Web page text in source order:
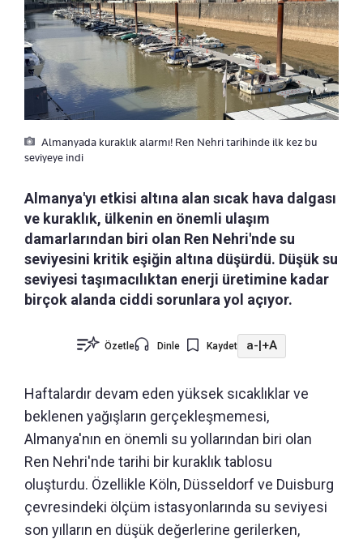
Almanyada kuraklık alarmı! Ren Nehri tarihinde ilk kez bu
seviyeye indi
Almanya'yı etkisi altına alan sıcak hava dalgası
ve kuraklık, ülkenin en önemli ulaşım
damarlarından biri olan Ren Nehri'nde su
seviyesini kritik eşiğin altına düşürdü. Düşük su
seviyesi taşımacılıktan enerji üretimine kadar
birçok alanda ciddi sorunlara yol açıyor.
Özetle Dinle Kaydet a- +A
Haftalardır devam eden yüksek sıcaklıklar ve
beklenen yağışların gerçekleşmemesi,
Almanya'nın en önemli su yollarından biri olan
Ren Nehri'nde tarihi bir kuraklık tablosu
oluşturdu. Özellikle Köln, Düsseldorf ve Duisburg
çevresindeki ölçüm istasyonlarında su seviyesi
son yılların en düşük değerlerine gerilerken,